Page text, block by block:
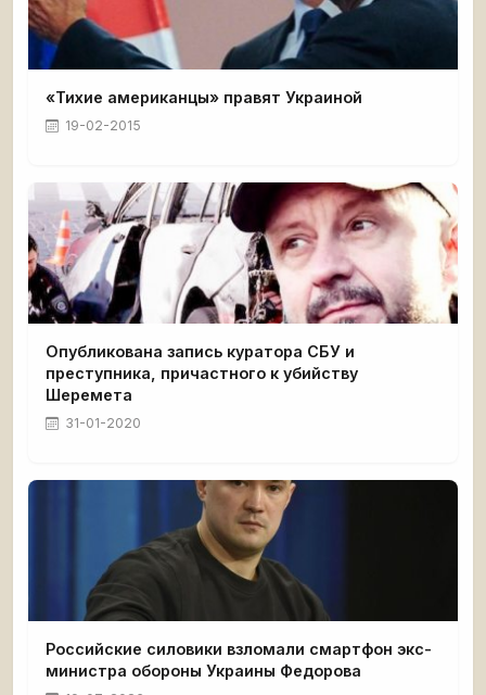
«Тихие американцы» правят Украиной
19-02-2015
Опубликована запись куратора СБУ и
преступника, причастного к убийству
Шеремета
31-01-2020
Российские силовики взломали смартфон экс-
министра обороны Украины Федорова